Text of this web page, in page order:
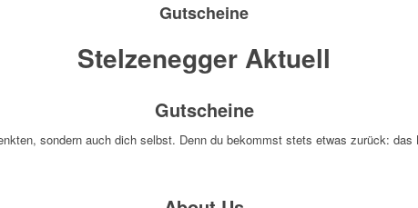
Gutscheine
Stelzenegger Aktuell
Gutscheine
sondern auch dich selbst. Denn du bekommst stets etwas zurück: